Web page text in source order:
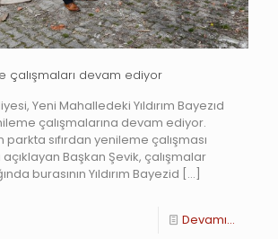
çalışmaları devam ediyor
Yeni Mahalledeki Yıldırım Bayezıd
çalışmalarına devam ediyor.
sıfırdan yenileme çalışması
açıklayan Başkan Şevik, çalışmalar
burasının Yıldırım Bayezid […]
Devamı...